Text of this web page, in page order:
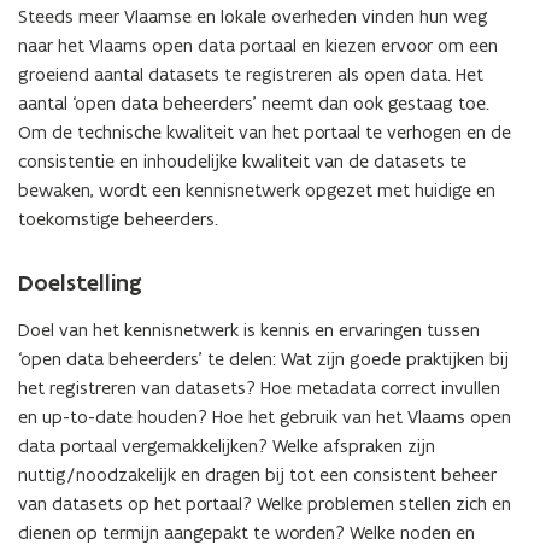
open
data
Steeds meer Vlaamse en lokale overheden vinden hun weg
naar het Vlaams open data portaal en kiezen ervoor om een
groeiend aantal datasets te registreren als open data. Het
aantal ‘open data beheerders’ neemt dan ook gestaag toe.
Om de technische kwaliteit van het portaal te verhogen en de
consistentie en inhoudelijke kwaliteit van de datasets te
bewaken, wordt een kennisnetwerk opgezet met huidige en
toekomstige beheerders.
Doelstelling
Doel van het kennisnetwerk is kennis en ervaringen tussen
‘open data beheerders’ te delen: Wat zijn goede praktijken bij
het registreren van datasets? Hoe metadata correct invullen
en up-to-date houden? Hoe het gebruik van het Vlaams open
data portaal vergemakkelijken? Welke afspraken zijn
nuttig/noodzakelijk en dragen bij tot een consistent beheer
van datasets op het portaal? Welke problemen stellen zich en
dienen op termijn aangepakt te worden? Welke noden en